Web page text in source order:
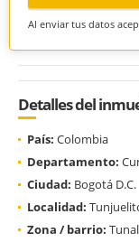
Al enviar tus datos
Detalles del
País: Colombia
Departamento:
Ciudad: Bogotá D.C.
Localidad:
Zona / barrio: Tunal